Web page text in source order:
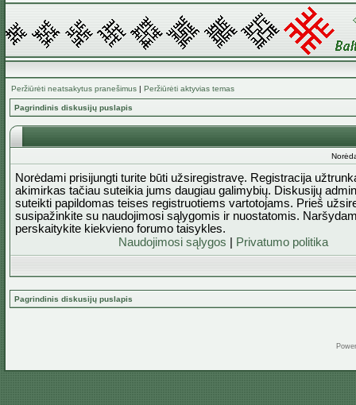
Peržiūrėti neatsakytus pranešimus | Peržiūrėti aktyvias temas
Pagrindinis diskusijų puslapis
Norėdami prisijungti turite būti užsiregistravę. Registracija
akimirkas tačiau suteikia jums daugiau galimybių. Diskusijų
suteikti papildomas teises registruotiems vartotojams. Prieš
susipažinkite su naudojimosi sąlygomis ir nuostatomis.
perskaitykite kiekvieno forumo taisykles.
Naudojimosi sąlygos
Privatumo politika
Pagrindinis diskusijų puslapis